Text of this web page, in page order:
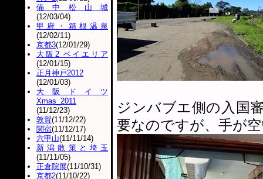
ジンバブエ側の入国
要なのですが、手が
備中松山城
(12/03/04)
甲府・箱根温泉
(12/02/11)
京都3(12/01/29)
大阪2 ベイエリア
(12/01/15)
正月神戸2012
(12/01/03)
大阪ドイツ
Xmas_2011
(11/12/23)
敦賀(11/12/22)
関宿(11/12/17)
六甲山(11/11/14)
新潟散策と埼玉
(11/11/05)
正倉院展(11/10/31)
京都2(11/10/22)